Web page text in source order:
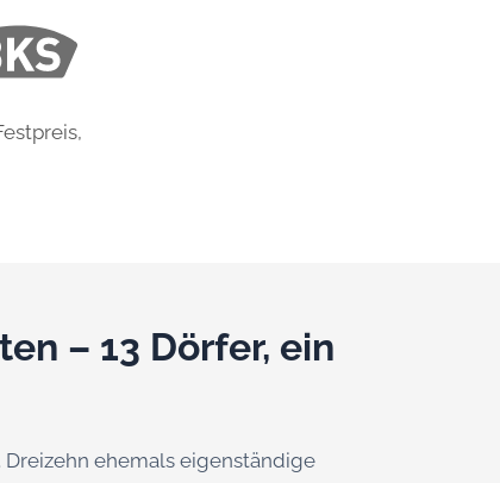
– 13 Dörfer, ein
ehemals eigenständige